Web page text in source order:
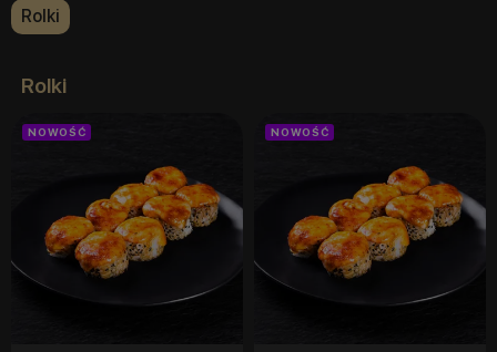
Rolki
Rolki
NOWOŚĆ NOWOŚĆ